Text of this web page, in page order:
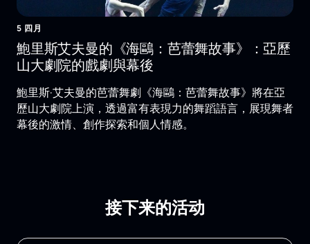
5 四月
鮑里斯艾夫曼的《海鷗：芭蕾舞故事》：亞歷
山大劇院的戲劇與幕後
鮑里斯·艾夫曼的芭蕾舞劇《海鷗：芭蕾舞故事》將在亞
歷山大劇院上演，透過富有表現力的舞蹈語言，展現舞者
幕後的激情、創作探索和個人情感。
接下来的活动